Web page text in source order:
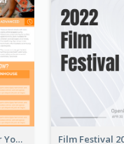
Vibrant Summer Youth Flyer Design Templates